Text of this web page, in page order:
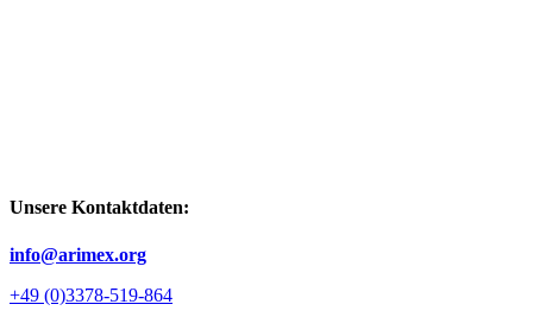
Unsere Kontaktdaten:
info@arimex.org
+49 (0)3378-519-864